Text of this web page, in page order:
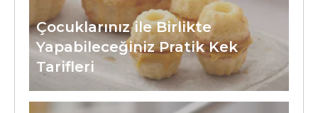
Çocuklarınız ile Birlikte
Yapabileceğiniz Pratik Kek
Tarifleri